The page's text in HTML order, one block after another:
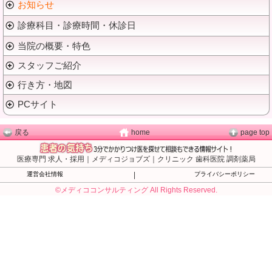
お知らせ
診療科目・診療時間・休診日
当院の概要・特色
スタッフご紹介
行き方・地図
PCサイト
戻る home page top
医療専門 求人・採用｜メディコジョブズ｜クリニック 歯科医院 調剤薬局
運営会社情報 プライバシーポリシー
©メディココンサルティング All Rights Reserved.